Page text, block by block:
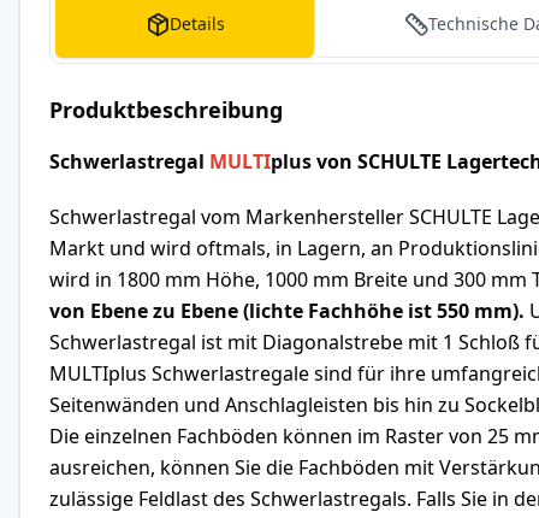
Details Technische
Produktbeschreibung
Schwerlastregal MULTIplusvon SCHULTE
Schwerlastregal vom Markenhersteller SCHULTE
Markt und wird oftmals, in Lagern, an
wird in 1800 mm Höhe, 1000 mm Breite und 300
von Ebene zu Ebene (lichte Fachhöhe ist 550 mm).
Schwerlastregal ist mit Diagonalstrebe mit 1 Schloß
MULTIplus Schwerlastregale sind für ihre
Seitenwänden und Anschlagleisten bis hin zu
Die einzelnen Fachböden können im Raster von 25
ausreichen, können Sie die Fachböden mit
zulässige Feldlast des Schwerlastregals. Falls Sie in